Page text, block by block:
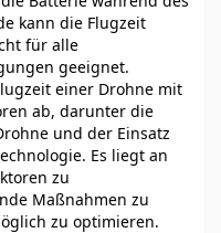
kann die Flugzeit
für alle
geeignet.
einer Drohne mit
ab, darunter die
und der Einsatz
Es liegt an
zu
Maßnahmen zu
zu optimieren.